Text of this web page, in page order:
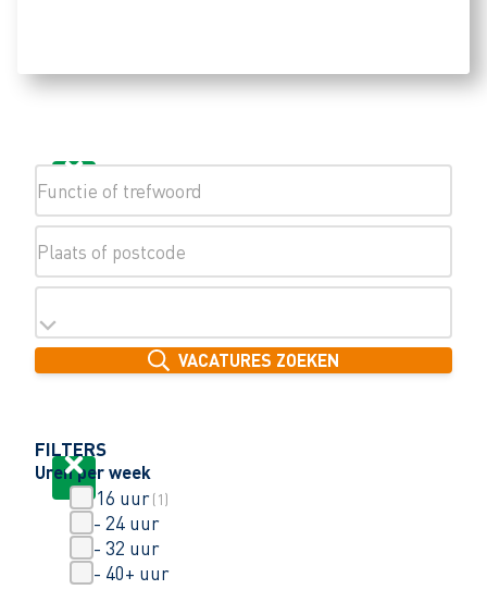
VACATURES ZOEKEN
FILTERS
Uren per week
0 - 16 uur(1)
16 - 24 uur
24 - 32 uur
32 - 40+ uur